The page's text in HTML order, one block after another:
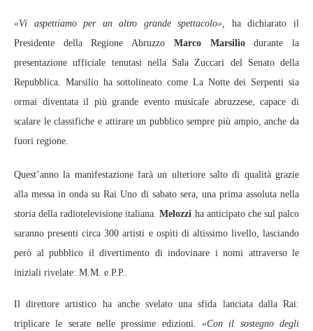
«Vi aspettiamo per un altro grande spettacolo», ha dichiarato il
Presidente della Regione Abruzzo Marco Marsiliodurante la
presentazione ufficiale tenutasi nella Sala Zuccari del Senato della
Repubblica. Marsilio ha sottolineato come La Notte dei Serpenti sia
ormai diventata il più grande evento musicale abruzzese, capace di
scalare le classifiche e attirare un pubblico sempre più ampio, anche da
fuori regione.
Quest’anno la manifestazione farà un ulteriore salto di qualità grazie
alla messa in onda su Rai Uno di sabato sera, una prima assoluta nella
storia della radiotelevisione italiana.Melozzi ha anticipato che sul palco
saranno presenti circa 300 artisti e ospiti di altissimo livello, lasciando
però al pubblico il divertimento di indovinare i nomi attraverso le
iniziali rivelate: M.M. e P.P..
Il direttore artistico ha anche svelato una sfida lanciata dalla Rai:
triplicare le serate nelle prossime edizioni. «Con il sostegno degli